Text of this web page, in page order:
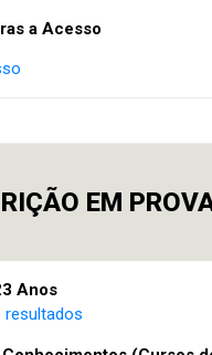
a Acesso
EM
Anos
resultados